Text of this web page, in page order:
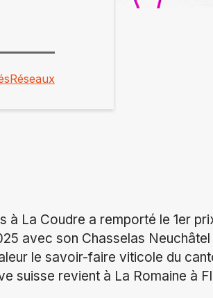
Réseaux
à La Coudre a remporté le 1er
avec son Chasselas
le savoir-faire viticole du
suisse revient à La Romaine à